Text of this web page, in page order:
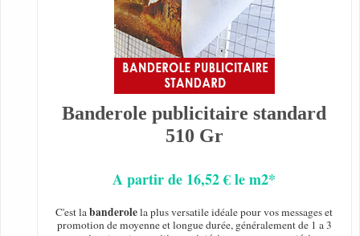
Banderole publicitaire standard
510 Gr
A partir de 16,52 € le m2*
C'est labanderolela plus versatile idéale pour vos messages et
promotion de moyenne et longue durée, généralement de 1 a 3